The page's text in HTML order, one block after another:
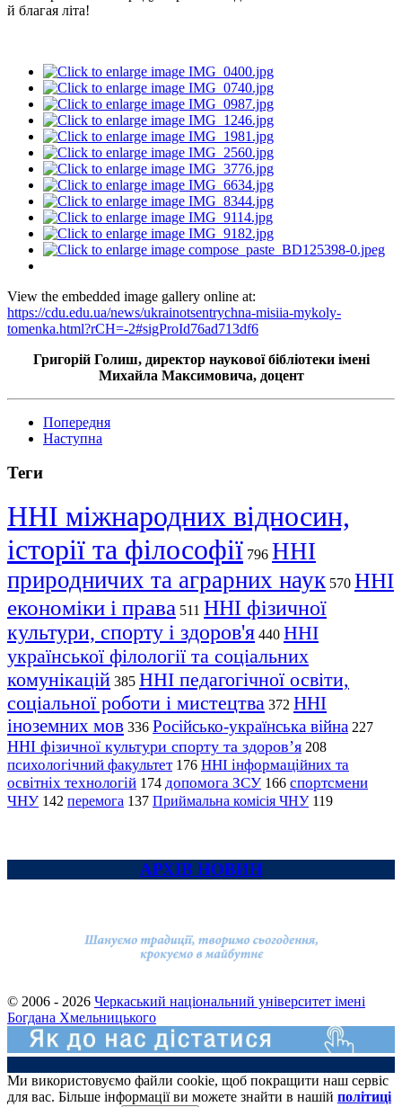
й благая літа!
View the embedded image gallery online at:
https://cdu.edu.ua/news/ukrainotsentrychna-misiia-mykoly-
tomenka.html?rCH=-2#sigProId76ad713df6
Григорій Голиш, директор наукової бібліотеки імені
Михайла Максимовича, доцент
Попередня
Наступна
Теги
ННІ міжнародних відносин,
історії та філософії 796 ННІ
природничих та аграрних наук 570 ННІ
економіки і права 511 ННІ фізичної
культури, спорту і здоров'я 440 ННІ
української філології та соціальних
комунікацій 385 ННІ педагогічної освіти,
соціальної роботи і мистецтва 372 ННІ
іноземних мов 336 Російсько-українська війна 227
ННІ фізичної культури спорту та здоров’я 208
психологічний факультет 176 ННІ інформаційних та
освітніх технологій 174 допомога ЗСУ 166 спортсмени
ЧНУ 142 перемога 137 Приймальна комісія ЧНУ 119
АРХІВ НОВИН
© 2006 - 2026 Черкаський національний університет імені
Богдана Хмельницького
Ми використовуємо файли cookie, щоб покращити наш сервіс
для вас. Більше інформації ви можете знайти в нашій політиці